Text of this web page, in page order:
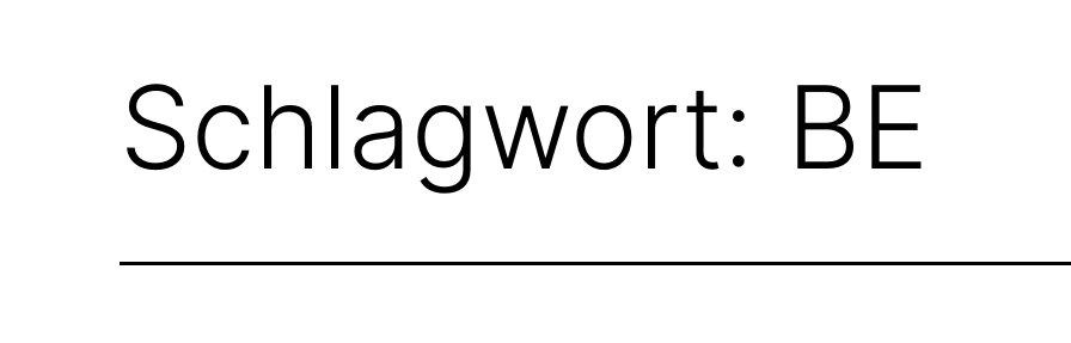
Schlagwort: BE